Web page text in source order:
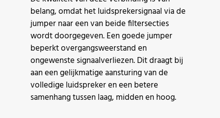
belang, omdat het luidsprekersignaal via de
jumper naar een van beide filtersecties
wordt doorgegeven. Een goede jumper
beperkt overgangsweerstand en
ongewenste signaalverliezen. Dit draagt bij
aan een gelijkmatige aansturing van de
volledige luidspreker en een betere
samenhang tussen laag, midden en hoog.